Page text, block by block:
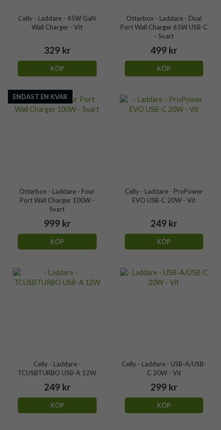
Celly - Laddare - 45W GaN
Wall Charger - Vit
329 kr
KÖP
Otterbox - Laddare - Dual
Port Wall Charger 65W USB-C
- Svart
499 kr
KÖP
ENDAST EN KVAR
Otterbox - Laddare - Four
Port Wall Charger 100W -
Svart
999 kr
KÖP
Celly - Laddare - ProPower
EVO USB-C 20W - Vit
249 kr
KÖP
Celly - Laddare -
TCUSBTURBO USB-A 12W
249 kr
KÖP
Celly - Laddare - USB-A/USB-
C 20W - Vit
299 kr
KÖP